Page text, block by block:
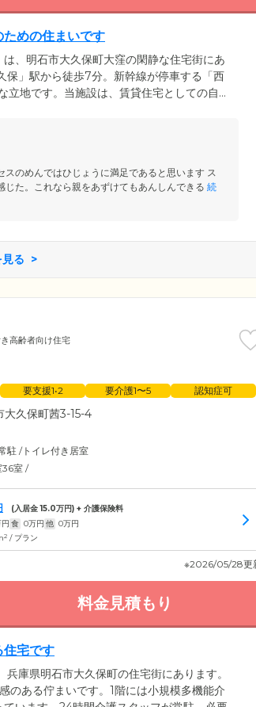
めの住まいです
、明石市大久保町大窪の閑静な住宅街にあ
保」駅から徒歩7分。新幹線が停車する「西
地です。当施設は、賃貸住宅としての自由
のめんではひじょうに満足であると思います ス
た。これなら親をあずけてもあんしんできる 続
る
高齢者向け住宅
要支援1•2 要介護1〜5 認知症可
大久保町茜3-15-4
駐 /トイレ付き居室
36室 /
(入居金15.0万円) + 介護保険料
食 0万円 他 0万円
2 / プラン
※2026/05/28更
料金見積もり
住宅です
庫県明石市大久保町の住宅街にあります。
のある佇まいです。1階には小規模多機能介